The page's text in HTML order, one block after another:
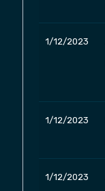
1/12/2023
1/12/2023
1/12/2023